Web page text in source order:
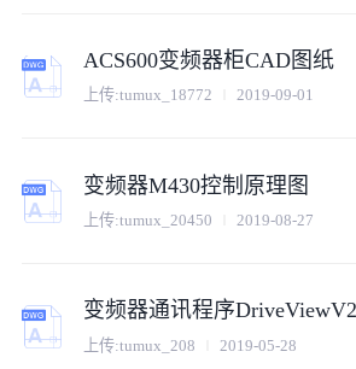
ACS600变频器柜CAD图纸
上传:tumux_18772 2019-09-01
变频器M430控制原理图
上传:tumux_20450 2019-08-27
变频器通讯程序
上传:tumux_208 2019-05-28